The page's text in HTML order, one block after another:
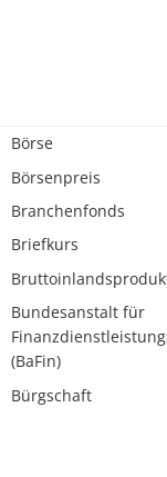
Börse
Börsenpreis
Branchenfonds
Briefkurs
Bundesanstalt für
(BaFin)
Bürgschaft